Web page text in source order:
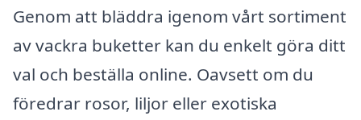
Genom att bläddra igenom vårt sortiment
av vackra buketter kan du enkelt göra ditt
val och beställa online. Oavsett om du
föredrar rosor, liljor eller exotiska